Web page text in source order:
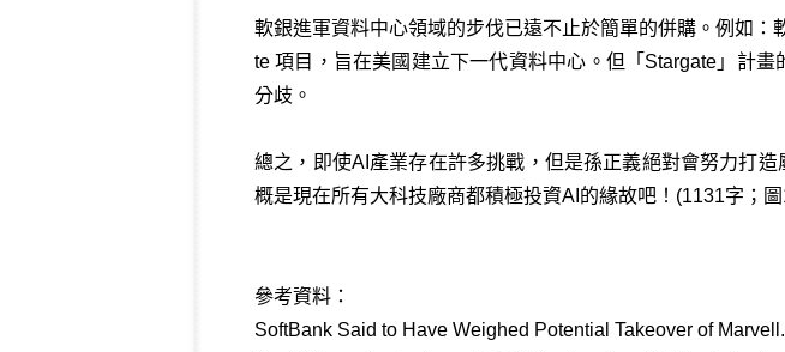
軟銀進軍資料中心領域的步伐已遠不止於簡單的併購。例如
te 項目，旨在美國建立下一代資料中心。但「Stargate」計
分歧。
總之，即使AI產業存在許多挑戰，但是孫正義絕對會努力打
概是現在所有大科技廠商都積極投資AI的緣故吧！(1131字；圖
參考資料：
SoftBank Said to Have Weighed Potential Takeover of